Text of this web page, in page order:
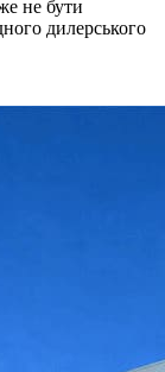
не бути
дилерського